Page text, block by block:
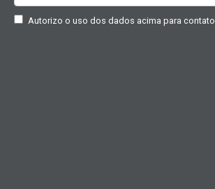
Autorizo o uso dos dados acima para contato.